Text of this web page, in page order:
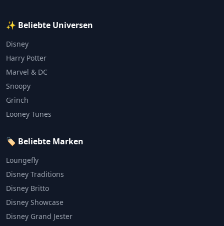
✨ Beliebte Universen
Disney
Harry Potter
Marvel & DC
Snoopy
Grinch
Looney Tunes
🏷️ Beliebte Marken
Loungefly
Disney Traditions
Disney Britto
Disney Showcase
Disney Grand Jester